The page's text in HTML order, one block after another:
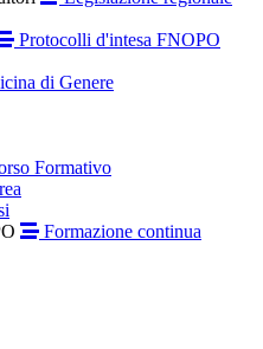
Protocolli d'intesa FNOPO
di Genere
Formativo
Formazione continua